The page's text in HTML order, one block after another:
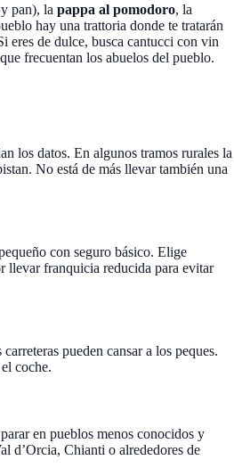
pan), la pappa al pomodoro, la
hay una trattoria donde te tratarán
de dulce, busca cantucci con vin
frecuentan los abuelos del pueblo.
los datos. En algunos tramos rurales la
No está de más llevar también una
con seguro básico. Elige
llevar franquicia reducida para evitar
pueden cansar a los peques.
coche.
en pueblos menos conocidos y
d’Orcia, Chianti o alrededores de